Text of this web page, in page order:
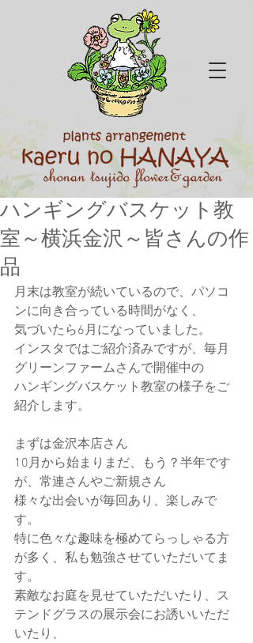
ハンギングバスケット教
室～横浜金沢～皆さんの作
品
月末は教室が続いているので、パソコ
ンに向き合っている時間がなく、
気づいたら6月になっていました。
インスタではご紹介済みですが、毎月
グリーンファームさんで開催中の
ハンギングバスケット教室の様子をご
紹介します。
まずは金沢本店さん
10月から始まりまだ、もう？半年です
が、常連さんやご新規さん
様々な出会いが毎回あり、楽しみで
す。
特に色々な趣味を極めてらっしゃる方
が多く、私も勉強させていただいてま
す。
素敵なお庭を見せていただいたり、ス
テンドグラスの展示会にお誘いいただ
いたり、